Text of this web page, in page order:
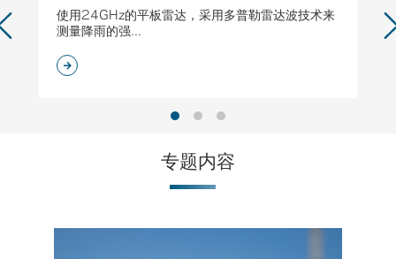
使用24GHz的平板雷达，采用多普勒雷达波技术来
测量降雨的强...
专题内容